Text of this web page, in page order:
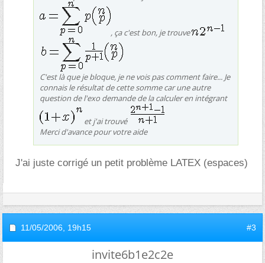
, ça c'est bon, je trouve
C'est là que je bloque, je ne vois pas comment faire... Je
connais le résultat de cette somme car une autre
question de l'exo demande de la calculer en intégrant
et j'ai trouvé
Merci d'avance pour votre aide
J'ai juste corrigé un petit problème LATEX (espaces)
11/05/2006, 19h15 #3
invite6b1e2c2e